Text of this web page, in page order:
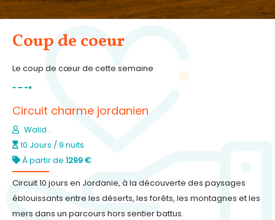
Coup de coeur
Le coup de cœur de cette semaine
Circuit charme jordanien
Walid .
10 Jours / 9 nuits
À partir de 1299 €
Circuit 10 jours en Jordanie, à la découverte des paysages
éblouissants entre les déserts, les forêts, les montagnes et les
mers dans un parcours hors sentier battus.